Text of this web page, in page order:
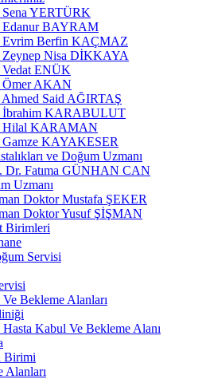
YERTÜRK
Edanur BAYRAM
Evrim Berfin KAÇMAZ
Zeynep Nisa DİKKAYA
Vedat ENÜK
Ömer AKAN
Said AĞIRTAŞ
İbrahim KARABULUT
Hilal KARAMAN
Gamze KAYAKESER
ve Doğum Uzmanı
Dr. Fatıma GÜNHAN CAN
Uzmanı
Doktor Mustafa ŞEKER
Doktor Yusuf ŞİŞMAN
Birimleri
Servisi
Bekleme Alanları
Kabul Ve Bekleme Alanı
Birimi
Alanları